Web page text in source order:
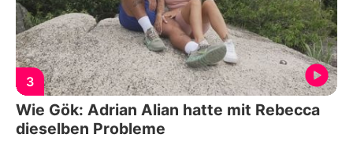
3
Wie Gök: Adrian Alian hatte mit Rebecca
dieselben Probleme